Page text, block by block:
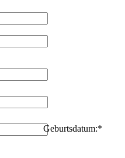
Geburtsdatum:*